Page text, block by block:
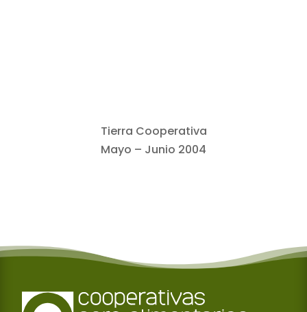
Tierra Cooperativa
Mayo – Junio 2004